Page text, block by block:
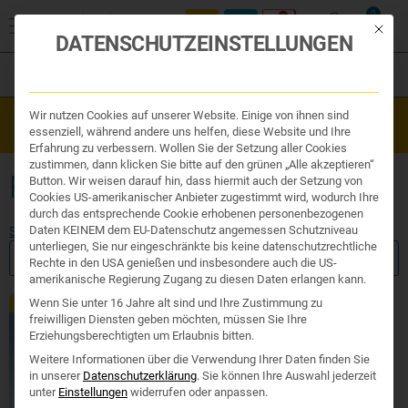
0
Organe & Organ Uhr
Traditionelle Medizin
Nahrungsergänzung
Kosmetik und Hygiene
Ihr Apotheker
Westend Online-Shop: Sicher, schnell und 24/7 für Sie da!
Gratisversand ab €50
FREIE RADIKALE
Start/ Produkte verschlagwortet mit „freie radikale“
FILTER ANZEIGEN
Exklusiv
Mit
DATENSCHUTZEINSTELLUNGEN
Wir nutzen Cookies auf unserer Website. Einige von ihnen sind
essenziell, während andere uns helfen, diese Website und Ihre
Erfahrung zu verbessern. Wollen Sie der Setzung aller Cookies
zustimmen, dann klicken Sie bitte auf den grünen „Alle akzeptieren“
Button. Wir weisen darauf hin, dass hiermit auch der Setzung von
Cookies US-amerikanischer Anbieter zugestimmt wird, wodurch Ihre
durch das entsprechende Cookie erhobenen personenbezogenen
Daten KEINEM dem EU-Datenschutz angemessen Schutzniveau
unterliegen, Sie nur eingeschränkte bis keine datenschutzrechtliche
Rechte in den USA genießen und insbesondere auch die US-
amerikanische Regierung Zugang zu diesen Daten erlangen kann.
Wenn Sie unter 16 Jahre alt sind und Ihre Zustimmung zu
freiwilligen Diensten geben möchten, müssen Sie Ihre
Erziehungsberechtigten um Erlaubnis bitten.
Weitere Informationen über die Verwendung Ihrer Daten finden Sie
in unserer Datenschutzerklärung. Sie können Ihre Auswahl jederzeit
unter Einstellungen widerrufen oder anpassen.